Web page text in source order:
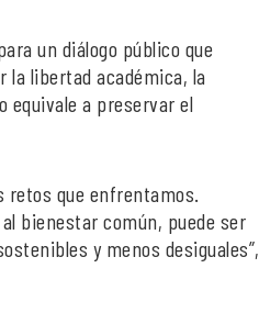
un diálogo público que
la libertad académica, la
equivale a preservar el
retos que enfrentamos.
bienestar común, puede ser
y menos desiguales”,